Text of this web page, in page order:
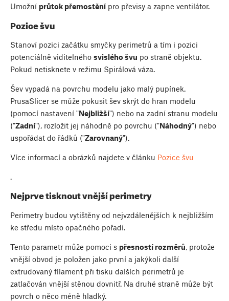
Umožní průtok přemostění pro převisy a zapne ventilátor.
Pozice švu
Stanoví pozici začátku smyčky perimetrů a tím i pozici
potenciálně viditelného svislého švu po straně objektu.
Pokud netisknete v režimu Spirálová váza.
Šev vypadá na povrchu modelu jako malý pupínek.
PrusaSlicer se může pokusit šev skrýt do hran modelu
(pomocí nastavení "Nejbližší") nebo na zadní stranu modelu
("Zadní"), rozložit jej náhodně po povrchu ("Náhodný") nebo
uspořádat do řádků ("Zarovnaný").
Více informací a obrázků najdete v článku Pozice švu
.
Nejprve tisknout vnější perimetry
Perimetry budou vytištěny od nejvzdálenějších k nejbližším
ke středu místo opačného pořadí.
Tento parametr může pomoci s přesností rozměrů, protože
vnější obvod je položen jako první a jakýkoli další
extrudovaný filament při tisku dalších perimetrů je
zatlačován vnější stěnou dovnitř. Na druhé straně může být
povrch o něco méně hladký.